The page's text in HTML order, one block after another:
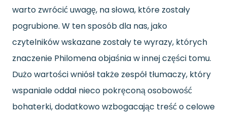
warto zwrócić uwagę, na słowa, które zostały
pogrubione. W ten sposób dla nas, jako
czytelników wskazane zostały te wyrazy, których
znaczenie Philomena objaśnia w innej części tomu.
Dużo wartości wniósł także zespół tłumaczy, który
wspaniale oddał nieco pokręconą osobowość
bohaterki, dodatkowo wzbogacając treść o celowe